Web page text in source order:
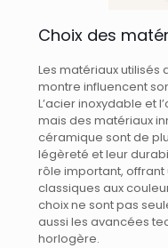
Choix des
Les matériaux utilisés
montre influencent
L’acier inoxydable et
mais des matériaux
céramique sont de
légèreté et leur
rôle important,
classiques aux
choix ne sont pas
aussi les avancées
horlogère.